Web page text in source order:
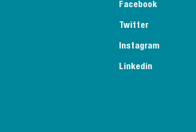
Facebook
Twitter
Instagram
Linkedin